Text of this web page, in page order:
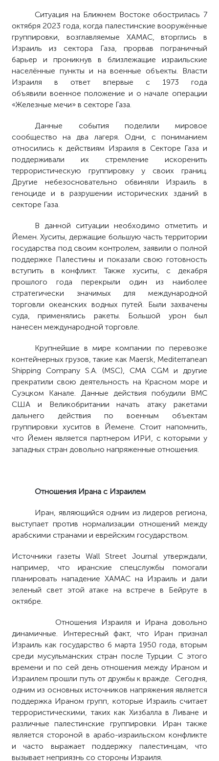
Ситуация на Ближнем Востоке обострилась 7
октября 2023 года, когда палестинские вооружённые
группировки, возглавляемые ХАМАС, вторглись в
Израиль из сектора Газа, прорвав пограничный
барьер и проникнув в близлежащие израильские
населённые пункты и на военные объекты. Власти
Израиля в ответ впервые с 1973 года
объявили военное положение и о начале операции
«Железные мечи» в секторе Газа.
Данные события поделили мировое
сообщество на два лагеря. Одни, с пониманием
относились к действиям Израиля в Секторе Газа и
поддерживали их стремление искоренить
террористическую группировку у своих границ.
Другие небезосновательно обвиняли Израиль в
геноциде и в разрушении исторических зданий в
секторе Газа.
В данной ситуации необходимо отметить и
Йемен. Хуситы, держащие большую часть территории
государства под своим контролем, заявили о полной
поддержке Палестины и показали свою готовность
вступить в конфликт. Также хуситы, с декабря
прошлого года перекрыли один из наиболее
стратегически значимых для международной
торговли океанских водных путей. Были захвачены
суда, применялись ракеты. Большой урон был
нанесен международной торговле.
Крупнейшие в мире компании по перевозке
контейнерных грузов, такие как Maersk, Mediterranean
Shipping Company S.A. (MSC), CMA CGM и другие
прекратили свою деятельность на Красном море и
Суэцком Канале. Данные действия побудили ВМС
США и Великобритании начать атаку ракетами
дальнего действия по военным объектам
группировки хуситов в Йемене. Стоит напомнить,
что Йемен является партнером ИРИ, с которыми у
западных стран довольно напряженные отношения.
Отношения Ирана с Израилем
Иран, являющийся одним из лидеров региона,
выступает против нормализации отношений между
арабскими странами и еврейским государством.
Источники газеты Wall Street Journal утверждали,
например, что иранские спецслужбы помогали
планировать нападение ХАМАС на Израиль и дали
зеленый свет этой атаке на встрече в Бейруте в
октябре.
Отношения Израиля и Ирана довольно
динамичные. Интересный факт, что Иран признал
Израиль как государство 6 марта 1950 года, вторым
среди мусульманских стран после Турции. С этого
времени и по сей день отношения между Ираном и
Израилем прошли путь от дружбы к вражде. Сегодня,
одним из основных источников напряжения является
поддержка Ираном групп, которые Израиль считает
террористическими, таких как Хизбалла в Ливане и
различные палестинские группировки. Иран также
является стороной в арабо-израильском конфликте
и часто выражает поддержку палестинцам, что
вызывает неприязнь со стороны Израиля.